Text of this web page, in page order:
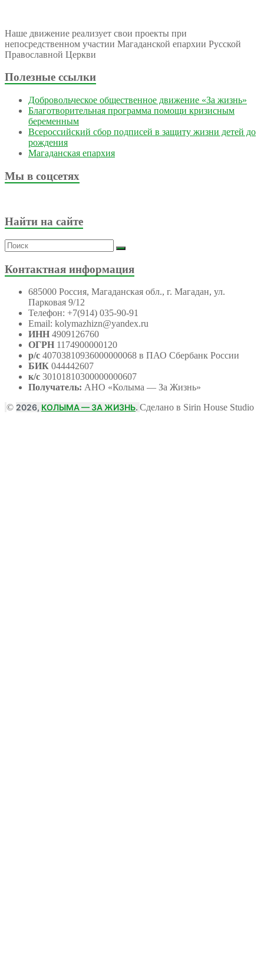
Наше движение реализует свои проекты при
непосредственном участии Магаданской епархии Русской
Православной Церкви
Полезные ссылки
Добровольческое общественное движение «За жизнь»
Благотворительная программа помощи кризисным
беременным
Всероссийский сбор подписей в защиту жизни детей до
рождения
Магаданская епархия
Мы в соцсетях
Найти на сайте
Контактная информация
685000 Россия, Магаданская обл., г. Магадан, ул.
Парковая 9/12
Телефон: +7(914) 035-90-91
Email: kolymazhizn@yandex.ru
ИНН 4909126760
ОГРН 1174900000120
р/с 40703810936000000068 в ПАО Сбербанк России
БИК 044442607
к/с 30101810300000000607
Получатель: АНО «Колыма — За Жизнь»
© 2026, КОЛЫМА — ЗА ЖИЗНЬ. Сделано в Sirin House Studio